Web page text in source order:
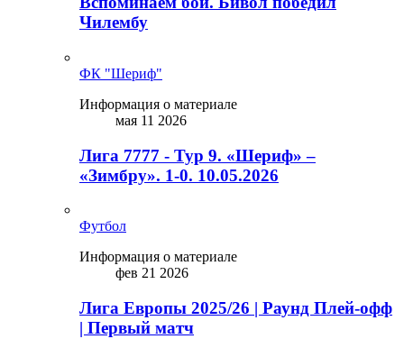
Чилембу
ФК "Шериф"
Информация о материале
мая 11 2026
Лига 7777 - Тур 9. «Шериф» –
«Зимбру». 1-0. 10.05.2026
Футбол
Информация о материале
фев 21 2026
Лига Европы 2025/26 | Раунд Плей-офф
| Первый матч